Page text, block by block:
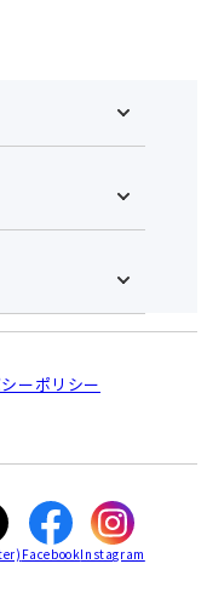
ーポリシー
FacebookInstagram